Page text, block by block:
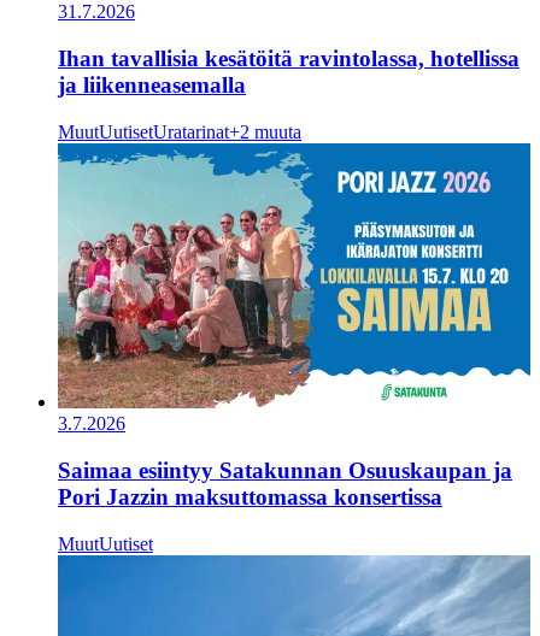
31.7.2026
Ihan tavallisia kesätöitä ravintolassa, hotellissa
ja liikenneasemalla
MuutUutisetUratarinat+2 muuta
3.7.2026
Saimaa esiintyy Satakunnan Osuuskaupan ja
Pori Jazzin maksuttomassa konsertissa
MuutUutiset